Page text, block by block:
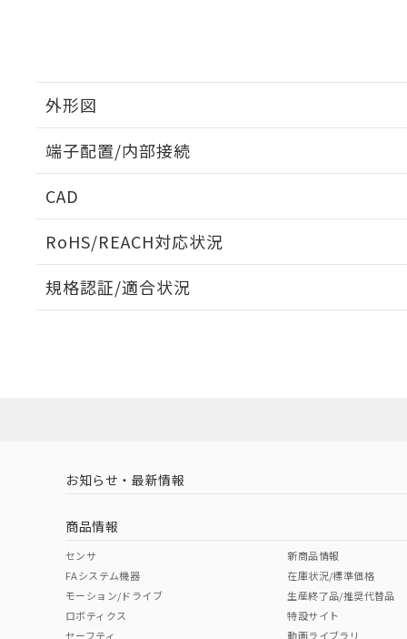
外形図
端子配置/内部接続
CAD
RoHS/REACH対応状況
EU RoHS 注意事項・凡例
中国 RoHS 注意事項・凡例
中国 RoHS表
Pb Hg Cr(VI)
規格認証/適合状況
お知らせ・最新情報
商品情報
センサ
FAシステム機器
モーション/ドライブ
ロボティクス
セーフティ
新商品情報
在庫状況/標準価格
生産終了品/推奨代替品
特設サイト
動画ライブラリ